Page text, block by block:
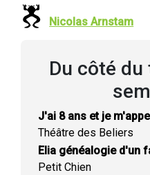
Nicolas Arnstam
Du côté
J'ai 8 ans et je
Théâtre des Beliers
Elia généalogie d'un
Petit Chien